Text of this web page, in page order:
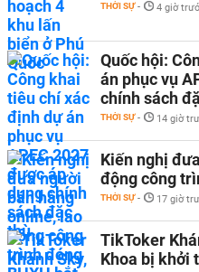
THỜI SỰ - 4 giờ
Quốc hội:
án phục vụ
chính sách
THỜI SỰ - 14 giờ
Kiến nghị
động công
THỜI SỰ - 17 giờ
TikToker
Khoa bị khởi